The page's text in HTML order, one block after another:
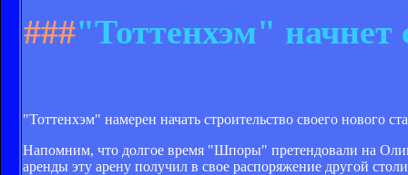
###"Тоттенхэм" начнет
"Тоттенхэм" намерен начать строительство своего нового
Напомним, что долгое время "Шпоры" претендовали на
аренды эту арену получил в свое распоряжение другой